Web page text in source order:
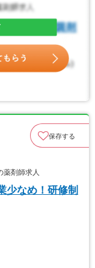
保存する
剤師求人
少なめ！研修制